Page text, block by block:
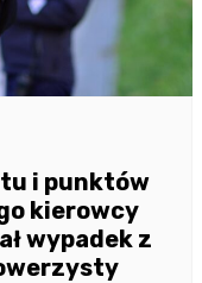
i punktów
kierowcy
wypadek z